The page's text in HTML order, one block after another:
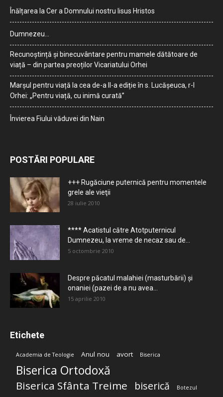
Înălțarea la Cer a Domnului nostru Iisus Hristos
Dumnezeu…
Recunoștință și binecuvântare pentru mamele dătătoare de
viață – din partea preoților Vicariatului Orhei
Marșul pentru viață la cea de-a II-a ediție în s. Lucășeuca, r-l
Orhei: „Pentru viață, cu inimă curată”
Învierea Fiului văduvei din Nain
POSTĂRI POPULARE
+++ Rugăciune puternică pentru momentele
grele ale vieţii
28 iulie 2010
**** Acatistul către Atotputernicul
Dumnezeu, la vreme de necaz sau de...
5 octombrie 2010
Despre păcatul malahiei (masturbării) şi
onaniei (pazei de a nu avea...
15 aprilie 2010
Etichete
Academia de Teologie Anul nou avort Biserica
Biserica Ortodoxă
Biserica Sfânta Treime biserică Botezul